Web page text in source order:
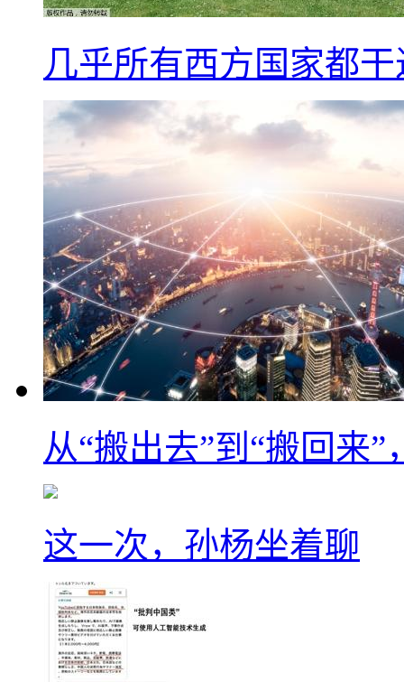
几乎所有西方国家都
从“搬出去”到“搬回来
这一次，孙杨坐着聊